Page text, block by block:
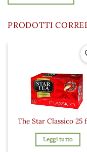
PRODOTTI
The Star Classico 25
Leggi tutto